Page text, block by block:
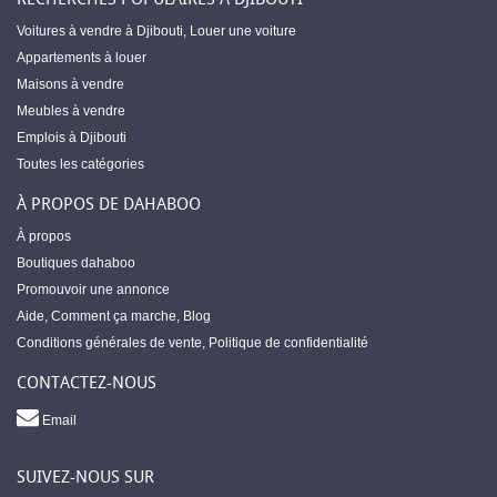
Voitures à vendre à Djibouti, Louer une voiture
Appartements à louer
Maisons à vendre
Meubles à vendre
Emplois à Djibouti
Toutes les catégories
À PROPOS DE DAHABOO
À propos
Boutiques dahaboo
Promouvoir une annonce
Aide, Comment ça marche, Blog
Conditions générales de vente, Politique de confidentialité
CONTACTEZ-NOUS
Email
SUIVEZ-NOUS SUR